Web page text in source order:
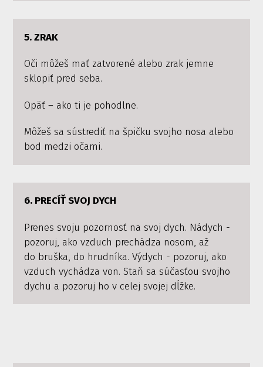
5. ZRAK
Oči môžeš mať zatvorené alebo zrak jemne
sklopiť pred seba.
Opäť – ako ti je pohodlne.
Môžeš sa sústrediť na špičku svojho nosa alebo
bod medzi očami.
6. PRECÍŤ SVOJ DYCH
Prenes svoju pozornosť na svoj dych. Nádych -
pozoruj, ako vzduch prechádza nosom, až
do bruška, do hrudníka. Výdych - pozoruj, ako
vzduch vychádza von. Staň sa súčasťou svojho
dychu a pozoruj ho v celej svojej dĺžke.